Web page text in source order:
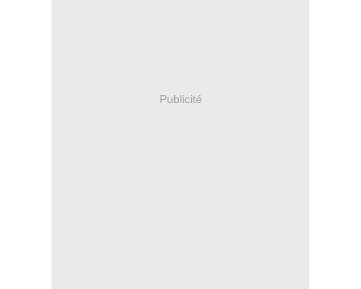
Publicité